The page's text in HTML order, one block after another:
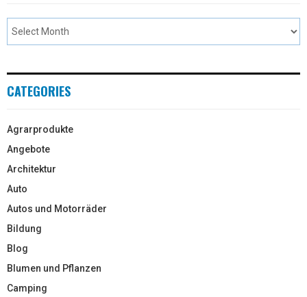
CATEGORIES
Agrarprodukte
Angebote
Architektur
Auto
Autos und Motorräder
Bildung
Blog
Blumen und Pflanzen
Camping